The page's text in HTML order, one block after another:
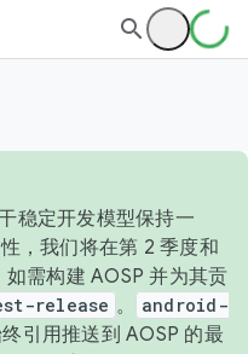
稳定开发模型保持一
，我们将在第 2 季度和
需构建 AOSP 并为其贡
release 。
android-
引用推送到 AOSP 的最